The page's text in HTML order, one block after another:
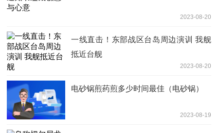
2023-08-20
一线直击！东部战区台岛周边演训 我舰
抵近台舰
2023-08-20
电砂锅煎药煎多少时间最佳（电砂锅）
2023-08-19